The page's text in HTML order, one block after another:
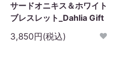
サードオニキス＆ホワイト
ブレスレット_Dahlia Gift
3,850円(税込)